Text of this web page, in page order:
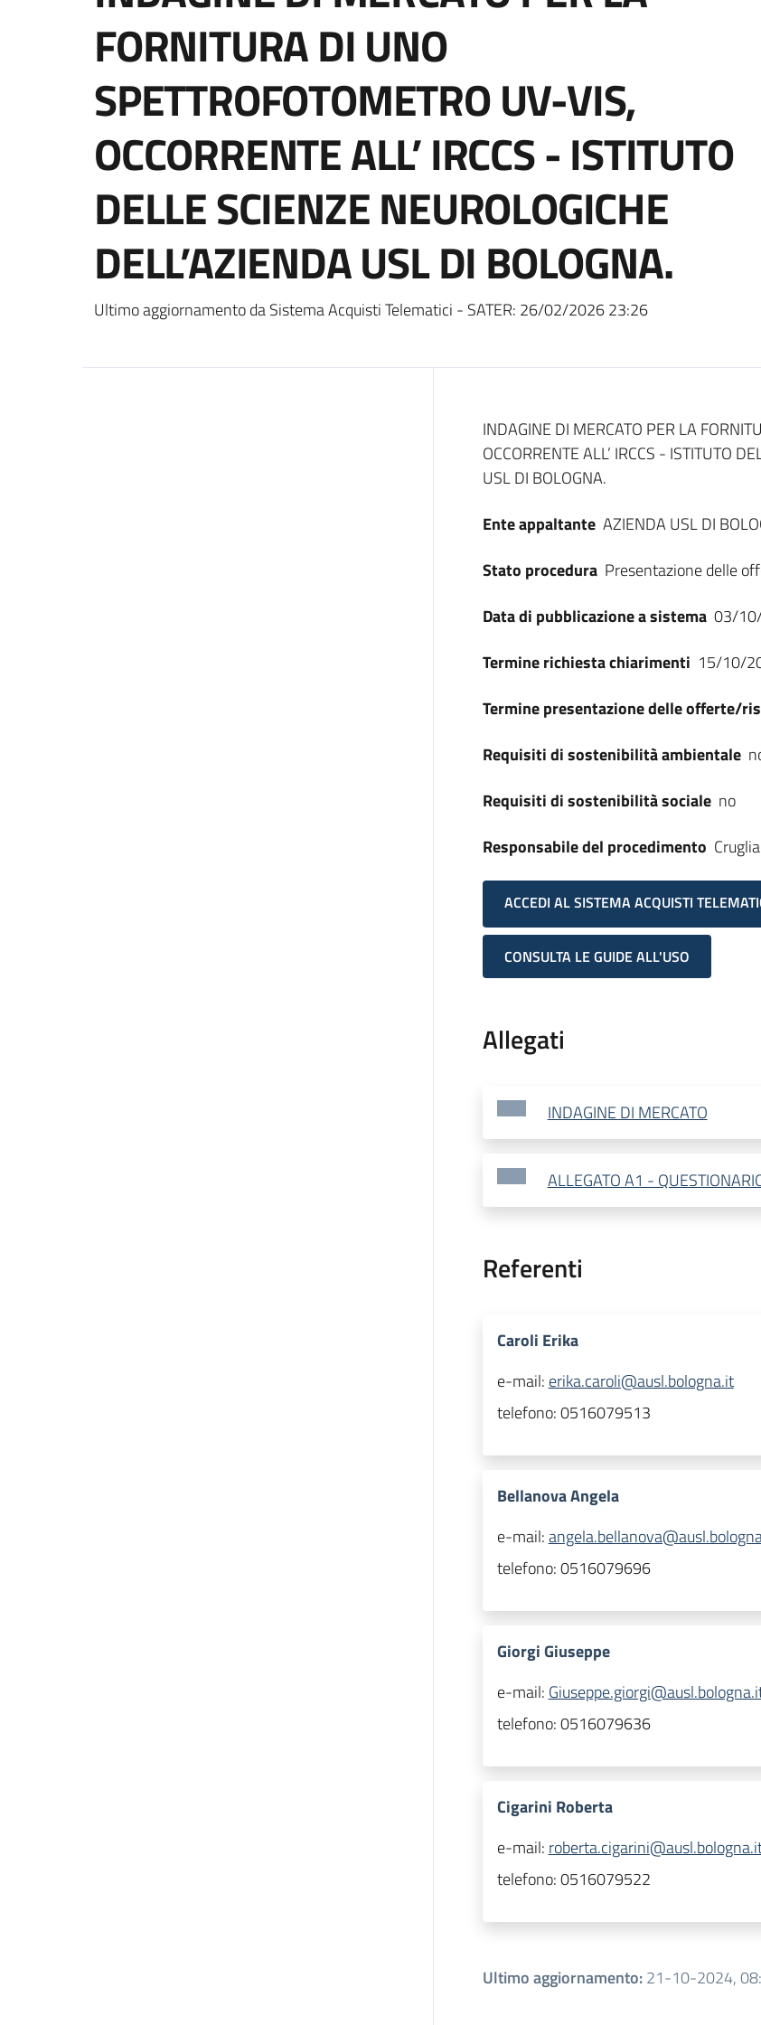
FORNITURA DI UNO
SPETTROFOTOMETRO UV-VIS,
OCCORRENTE ALL’ IRCCS - ISTITUTO
DELLE SCIENZE NEUROLOGICHE
DELL’AZIENDA USL DI BOLOGNA.
Ultimo aggiornamento da Sistema Acquisti Telematici - SATER: 26/02/2026 23:26
Dati del bando
INDAGINE DI MERCATO PER LA
OCCORRENTE ALL’ IRCCS - ISTITUTO
USL DI BOLOGNA.
Ente appaltante AZIENDA USL DI
Stato procedura Presentazione delle
Data di pubblicazione a sistema 03/
Termine richiesta chiarimenti 15/10/
Termine presentazione delle offerte/
Requisiti di sostenibilità ambientale
Requisiti di sostenibilità sociale no
Responsabile del procedimento
ACCEDI AL SISTEMA ACQUISTI
CONSULTA LE GUIDE ALL'USO
Allegati
INDAGINE DI MERCATO
ALLEGATO A1 -
Referenti
Caroli Erika
e-mail: erika.caroli@ausl.bologna.it
telefono:0516079513
Bellanova Angela
e-mail:
telefono:0516079696
Giorgi Giuseppe
e-mail:
telefono:0516079636
Cigarini Roberta
e-mail:
telefono:0516079522
Ultimo aggiornamento:21-10-2024,